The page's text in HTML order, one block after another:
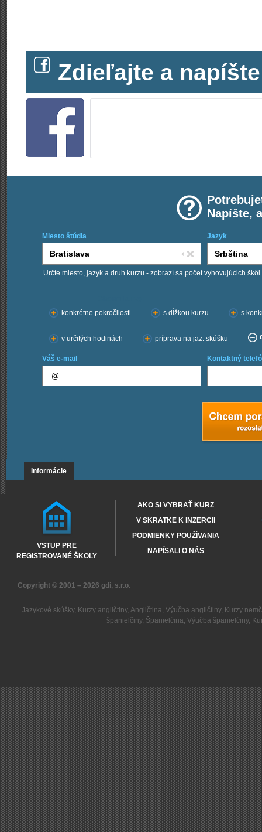
Zdieľajte a
Napíšte,
Miesto štúdia Jazyk
Určte miesto, jazyk a druh kurzu - zobrazí sa počet vyhovujúcich škôl
konkrétne pokročilosti
s dĺžkou kurzu s
v určitých hodinách príprava na jaz. skúšku
Váš e-mail Kontaktný
Informácie
VSTUP PRE
REGISTROVANÉ ŠKOLY
AKO SI VYBRAŤ KURZ
V SKRATKE K INZERCII
PODMIENKY POUŽÍVANIA
NAPÍSALI O NÁS
Copyright © 2001 – 2026 gdi, s.r.o.
Jazykové skúšky, Kurzy angličtiny, Angličtina, Výučba angličtiny, Kurzy
španielčiny, Španielčina, Výučba španielčiny,